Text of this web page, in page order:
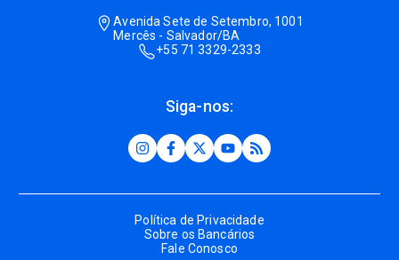
Avenida Sete de Setembro, 1001
Mercês - Salvador/BA
+55 71 3329-2333
Siga-nos:
Política de Privacidade
Sobre os Bancários
Fale Conosco